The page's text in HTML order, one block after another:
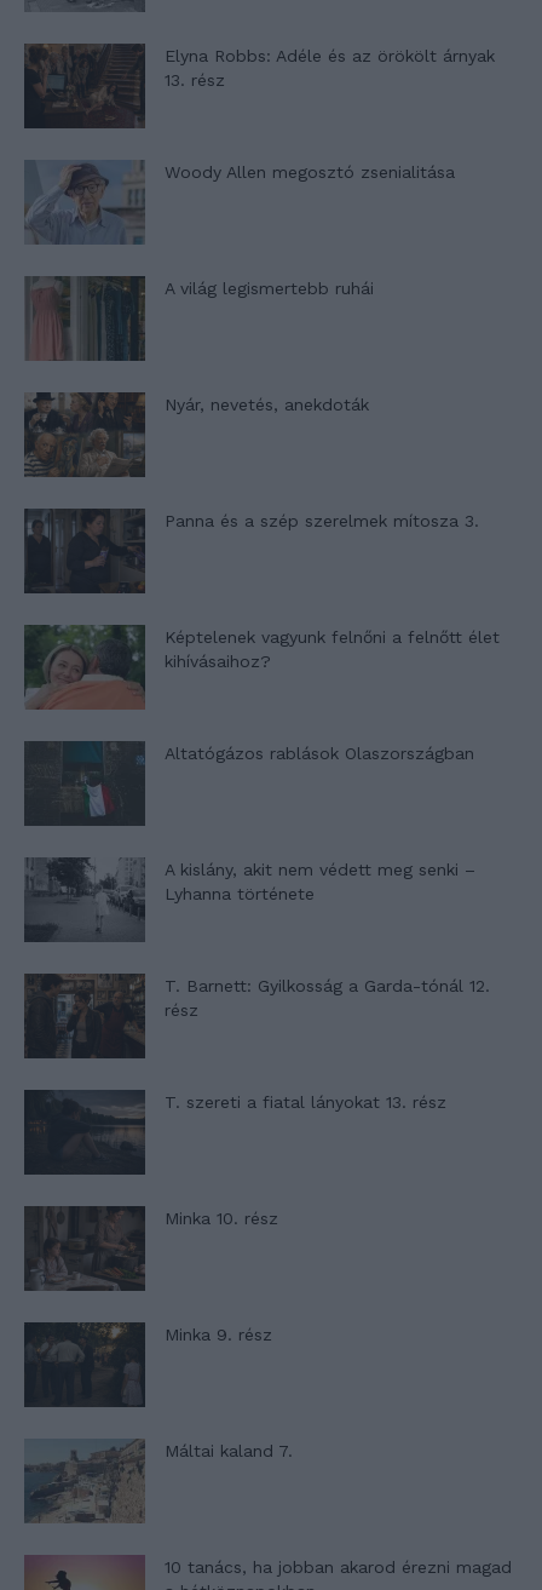
Elyna Robbs: Adéle és az örökölt árnyak
13. rész
Woody Allen megosztó zsenialitása
A világ legismertebb ruhái
Nyár, nevetés, anekdoták
Panna és a szép szerelmek mítosza 3.
Képtelenek vagyunk felnőni a felnőtt élet
kihívásaihoz?
Altatógázos rablások Olaszországban
A kislány, akit nem védett meg senki –
Lyhanna története
T. Barnett: Gyilkosság a Garda-tónál 12.
rész
T. szereti a fiatal lányokat 13. rész
Minka 10. rész
Minka 9. rész
Máltai kaland 7.
10 tanács, ha jobban akarod érezni magad